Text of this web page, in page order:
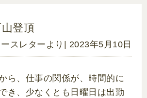
登頂
スレターより | 2023年5月10日
ら、仕事の関係が、時間的に
き、少なくとも日曜日は出勤